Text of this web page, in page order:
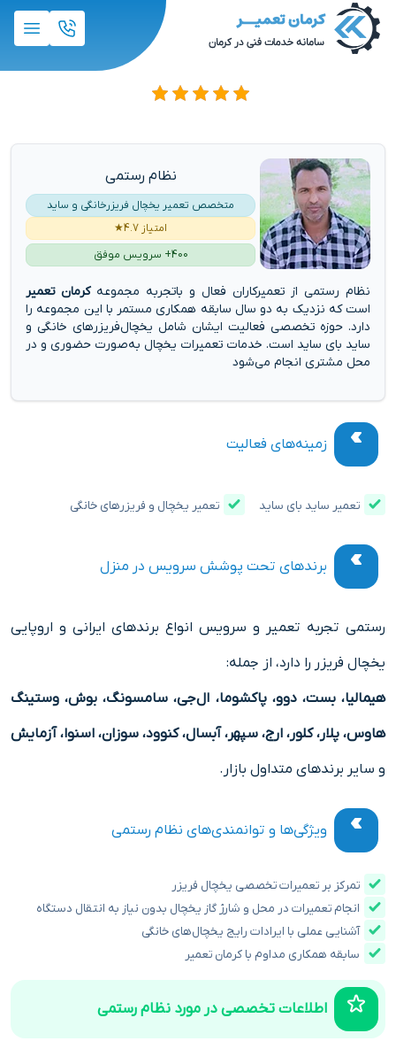
نظام رستمی
متخصص تعمیر یخچال فریزرخانگی و ساید
امتیاز 4.7★
400+ سرویس موفق
نظام رستمی از تعمیرکاران فعال و باتجربه مجموعهکرمان تعمیر
است که نزدیک به دو سال سابقه همکاری مستمر با این مجموعه را
دارد. حوزه تخصصی فعالیت ایشان شامل یخچال‌فریزرهای خانگی و
ساید بای ساید است. خدمات تعمیرات یخچال به‌صورت حضوری و در
محل مشتری انجام می‌شود
زمینه‌های فعالیت
تعمیر ساید بای ساید تعمیر یخچال و فریزرهای خانگی
برندهای تحت پوشش سرویس در منزل
رستمی تجربه تعمیر و سرویس انواع برندهای ایرانی و اروپایی
یخچال فریزر را دارد، از جمله:
هیمالیا، بست، دوو، پاکشوما، ال‌جی، سامسونگ، بوش، وستینگ
هاوس، پلار، کلور، ارج، سپهر، آبسال، کنوود، سوزان، اسنوا، آزمایش
و سایر برندهای متداول بازار.
ویژگی‌ها و توانمندی‌های نظام رستمی
تمرکز بر تعمیرات تخصصی یخچال فریزر
انجام تعمیرات در محل و شارژ گاز یخچال بدون نیاز به انتقال دستگاه
آشنایی عملی با ایرادات رایج یخچال‌های خانگی
سابقه همکاری مداوم با کرمان تعمیر
اطلاعات تخصصی در مورد نظام رستمی